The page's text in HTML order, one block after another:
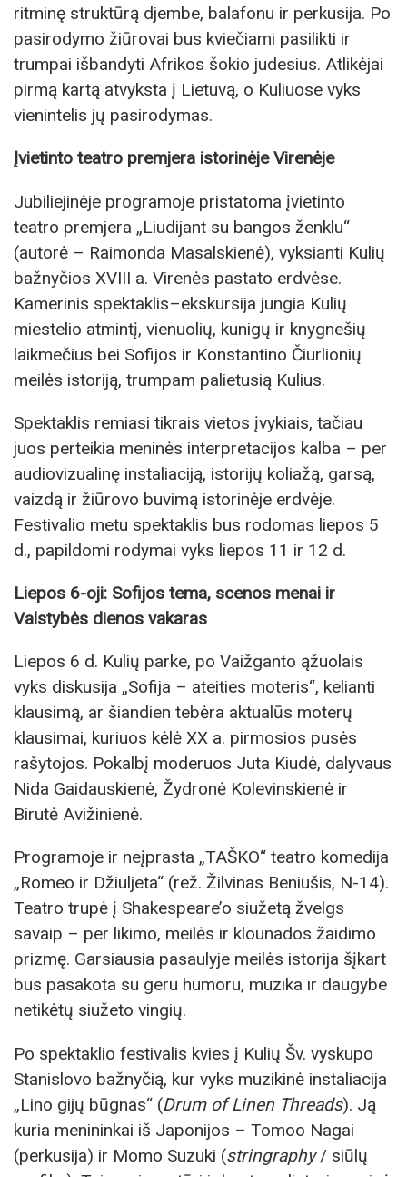
ritminę struktūrą djembe, balafonu ir perkusija. Po
pasirodymo žiūrovai bus kviečiami pasilikti ir
trumpai išbandyti Afrikos šokio judesius. Atlikėjai
pirmą kartą atvyksta į Lietuvą, o Kuliuose vyks
vienintelis jų pasirodymas.
Įvietinto teatro premjera istorinėje Virenėje
Jubiliejinėje programoje pristatoma įvietinto
teatro premjera „Liudijant su bangos ženklu“
(autorė – Raimonda Masalskienė), vyksianti Kulių
bažnyčios XVIII a. Virenės pastato erdvėse.
Kamerinis spektaklis–ekskursija jungia Kulių
miestelio atmintį, vienuolių, kunigų ir knygnešių
laikmečius bei Sofijos ir Konstantino Čiurlionių
meilės istoriją, trumpam palietusią Kulius.
Spektaklis remiasi tikrais vietos įvykiais, tačiau
juos perteikia meninės interpretacijos kalba – per
audiovizualinę instaliaciją, istorijų koliažą, garsą,
vaizdą ir žiūrovo buvimą istorinėje erdvėje.
Festivalio metu spektaklis bus rodomas liepos 5
d., papildomi rodymai vyks liepos 11 ir 12 d.
Liepos 6-oji: Sofijos tema, scenos menai ir
Valstybės dienos vakaras
Liepos 6 d. Kulių parke, po Vaižganto ąžuolais
vyks diskusija „Sofija – ateities moteris“, kelianti
klausimą, ar šiandien tebėra aktualūs moterų
klausimai, kuriuos kėlė XX a. pirmosios pusės
rašytojos. Pokalbį moderuos Juta Kiudė, dalyvaus
Nida Gaidauskienė, Žydronė Kolevinskienė ir
Birutė Avižinienė.
Programoje ir neįprasta „TAŠKO“ teatro komedija
„Romeo ir Džiuljeta“ (rež. Žilvinas Beniušis, N-14).
Teatro trupė į Shakespeare’o siužetą žvelgs
savaip – per likimo, meilės ir klounados žaidimo
prizmę. Garsiausia pasaulyje meilės istorija šįkart
bus pasakota su geru humoru, muzika ir daugybe
netikėtų siužeto vingių.
Po spektaklio festivalis kvies į Kulių Šv. vyskupo
Stanislovo bažnyčią, kur vyks muzikinė instaliacija
„Lino gijų būgnas“ (Drum of Linen Threads). Ją
kuria menininkai iš Japonijos – Tomoo Nagai
(perkusija) ir Momo Suzuki (stringraphy/ siūlų